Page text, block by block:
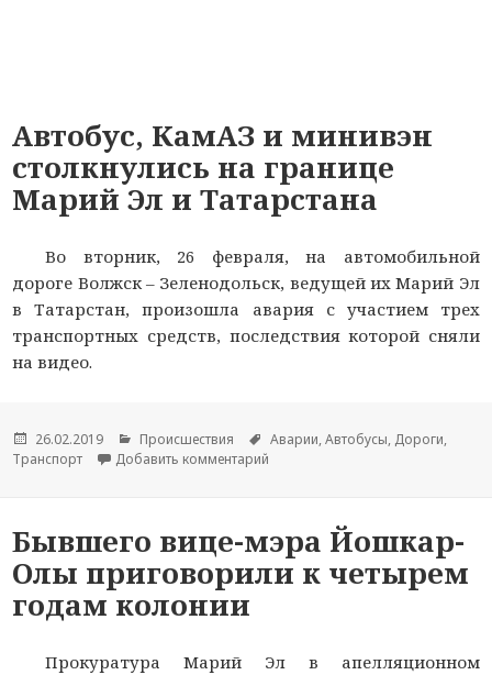
Автобус, КамАЗ и минивэн
столкнулись на границе
Марий Эл и Татарстана
Во вторник, 26 февраля, на автомобильной
дороге Волжск – Зеленодольск, ведущей их Марий Эл
в Татарстан, произошла авария с участием трех
транспортных средств, последствия которой сняли
на видео.
Опубликовано
26.02.2019 Рубрики
Происшествия Метки
Аварии,Автобусы, Дороги,
Транспорт
Добавить комментарий
Бывшего вице-мэра Йошкар-
Олы приговорили к четырем
годам колонии
Прокуратура Марий Эл в апелляционном